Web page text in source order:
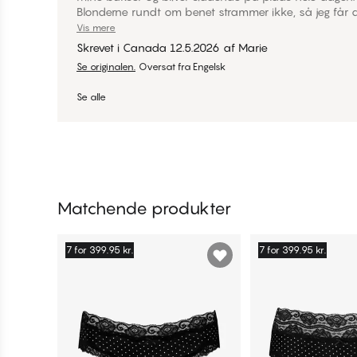
Blonderne rundt om benet strammer ikke, så jeg får
behagelige at have på, og de naturlige fibre sørger
Vis mere
Skrevet i Canada 12.5.2026 af Marie
Se originalen. Oversat fra Engelsk
Se alle
Matchende produkter
7 for 399.95 kr. 7 for 399.95 kr.